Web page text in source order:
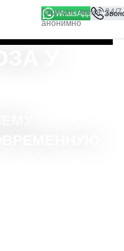
WhatsApp
на то, что
Хорошо